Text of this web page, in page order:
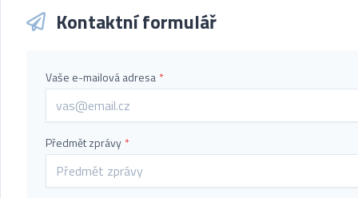
Kontaktní formulář
Vaše e-mailová adresa *
Předmět zprávy *